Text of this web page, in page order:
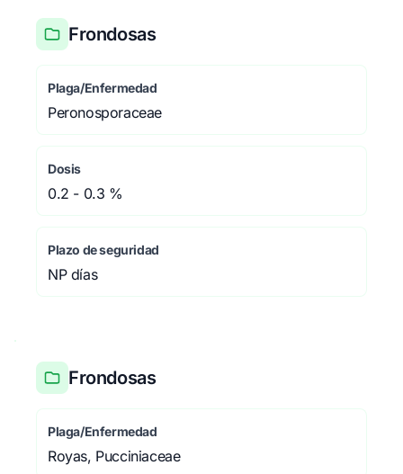
Frondosas
Plaga/Enfermedad
Peronosporaceae
Dosis
0.2 - 0.3 %
Plazo de seguridad
NP días
Frondosas
Plaga/Enfermedad
Royas, Pucciniaceae